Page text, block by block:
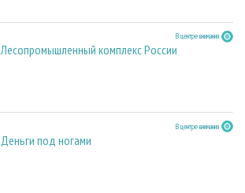
В центре внимания
Лесопромышленный комплекс России
В центре внимания
Деньги под ногами